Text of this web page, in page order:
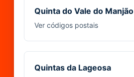
Quinta do Vale do Manjão
Ver códigos postais
Quintas da Lageosa